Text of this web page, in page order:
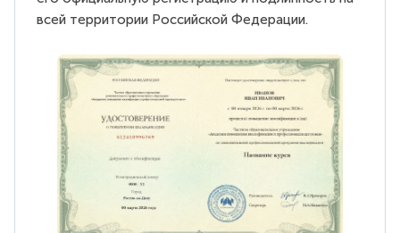
всей территории Российской Федерации.